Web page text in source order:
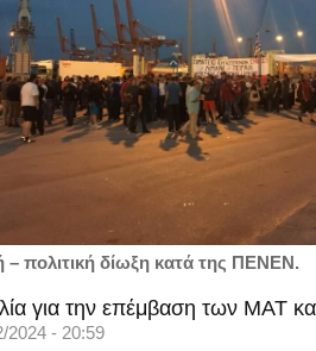
– πολιτική δίωξη κατά της ΠΕΝΕΝ.
για την επέμβαση των ΜΑΤ
2024 - 20:59